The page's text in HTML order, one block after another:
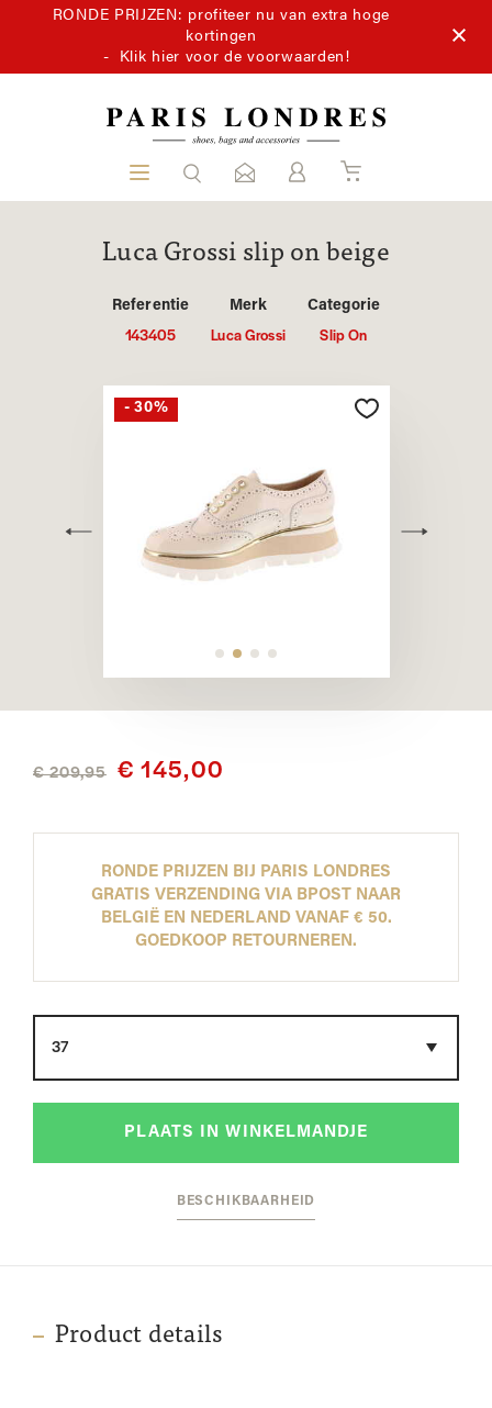
RONDE PRIJZEN: profiteer nu van extra hoge
kortingen
- Klik hier voor de voorwaarden!
Luca Grossi slip on beige
Referentie
143405
Merk
Luca Grossi
Categorie
Slip On
- 30%
€ 209,95 € 145,00
RONDE PRIJZEN BIJ PARIS LONDRES
GRATIS VERZENDING VIA BPOST NAAR
BELGIË EN NEDERLAND VANAF € 50.
GOEDKOOP RETOURNEREN.
PLAATS IN WINKELMANDJE
BESCHIKBAARHEID
Product details